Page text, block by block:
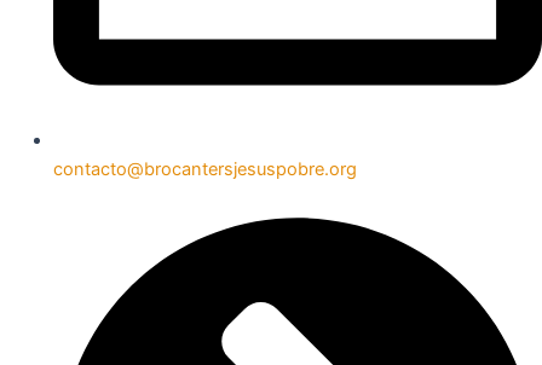
contacto@brocantersjesuspobre.org